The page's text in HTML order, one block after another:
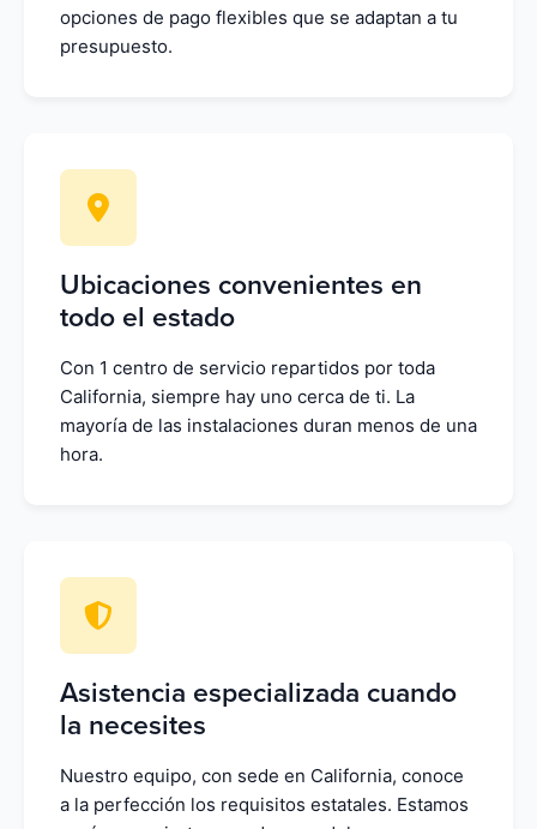
opciones de pago flexibles que se adaptan a tu
presupuesto.
Ubicaciones convenientes en
todo el estado
Con 1 centro de servicio repartidos por toda
California, siempre hay uno cerca de ti. La
mayoría de las instalaciones duran menos de una
hora.
Asistencia especializada cuando
la necesites
Nuestro equipo, con sede en California, conoce
a la perfección los requisitos estatales. Estamos